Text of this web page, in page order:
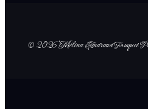
© 2026 Mélina Andraud Fouquet